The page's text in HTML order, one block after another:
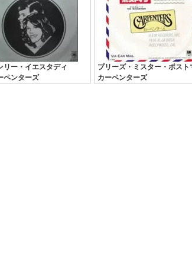
リー・イエスタディ
ペンターズ
プリーズ・ミスター・ポスト
カーペンターズ